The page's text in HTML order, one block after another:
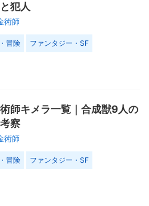
犯人
術師
冒険 ファンタジー・SF
師キメラ一覧｜合成獣9人の
察
術師
冒険 ファンタジー・SF